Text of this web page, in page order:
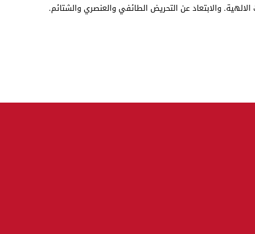
والابتعاد عن التحريض الطائفي والعنصري والشتائم.